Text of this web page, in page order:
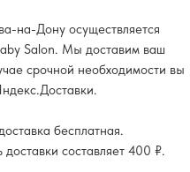
на-Дону осуществляется
Salon. Мы доставим ваш
срочной необходимости вы
бесплатная.
составляет 400 ₽.